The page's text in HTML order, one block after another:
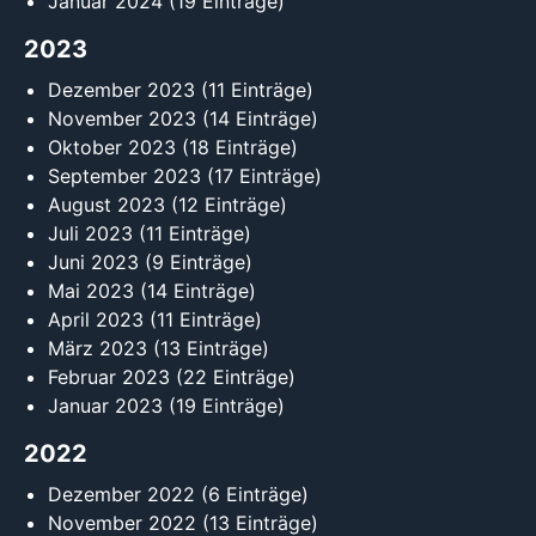
2023
Dezember 2023 (11 Einträge)
November 2023 (14 Einträge)
Oktober 2023 (18 Einträge)
September 2023 (17 Einträge)
August 2023 (12 Einträge)
Juli 2023 (11 Einträge)
Juni 2023 (9 Einträge)
Mai 2023 (14 Einträge)
April 2023 (11 Einträge)
März 2023 (13 Einträge)
Februar 2023 (22 Einträge)
Januar 2023 (19 Einträge)
2022
Dezember 2022 (6 Einträge)
November 2022 (13 Einträge)